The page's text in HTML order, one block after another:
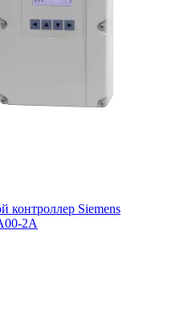
контроллер Siemens
2A